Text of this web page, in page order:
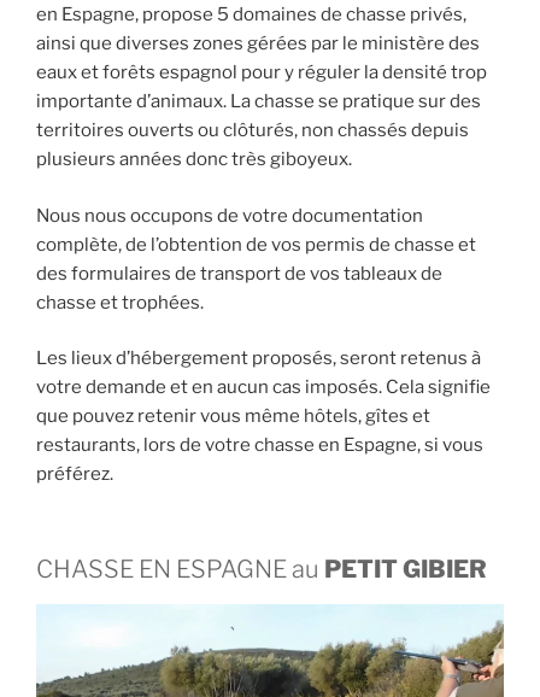
en Espagne, propose 5 domaines de chasse privés,
ainsi que diverses zones gérées par le ministère des
eaux et forêts espagnol pour y réguler la densité trop
importante d’animaux. La chasse se pratique sur des
territoires ouverts ou clôturés, non chassés depuis
plusieurs années donc très giboyeux.
Nous nous occupons de votre documentation
complète, de l’obtention de vos permis de chasse et
des formulaires de transport de vos tableaux de
chasse et trophées.
Les lieux d’hébergement proposés, seront retenus à
votre demande et en aucun cas imposés. Cela signifie
que pouvez retenir vous même hôtels, gîtes et
restaurants, lors de votre chasse en Espagne, si vous
préférez.
CHASSE EN ESPAGNE au PETIT GIBIER